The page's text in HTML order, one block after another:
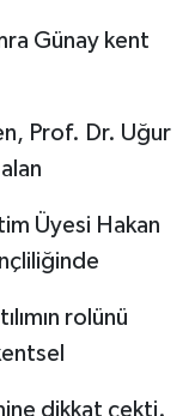
Günay kent
Prof. Dr. Uğur
Üyesi Hakan
rolünü
dikkat çekti.